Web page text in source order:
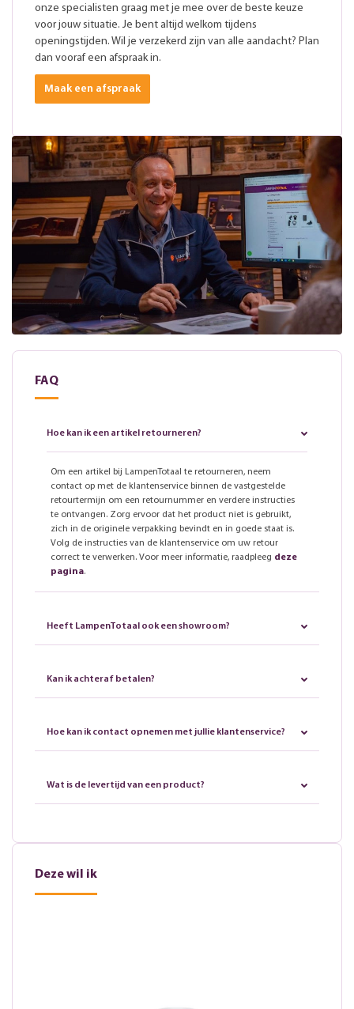
onze specialisten graag met je mee over de beste keuze
voor jouw situatie. Je bent altijd welkom tijdens
openingstijden. Wil je verzekerd zijn van alle aandacht? Plan
dan vooraf een afspraak in.
Maak een afspraak
FAQ
Hoe kan ik een artikel retourneren?
Om een artikel bij LampenTotaal te retourneren, neem
contact op met de klantenservice binnen de vastgestelde
retourtermijn om een retournummer en verdere instructies
te ontvangen. Zorg ervoor dat het product niet is gebruikt,
zich in de originele verpakking bevindt en in goede staat is.
Volg de instructies van de klantenservice om uw retour
correct te verwerken. Voor meer informatie, raadpleeg deze
pagina.
Heeft LampenTotaal ook een showroom?
Kan ik achteraf betalen?
Hoe kan ik contact opnemen met jullie klantenservice?
Wat is de levertijd van een product?
Deze wil ik